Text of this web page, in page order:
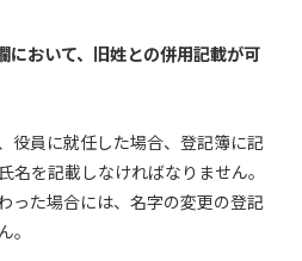
において、旧姓との併用記載が可
役員に就任した場合、登記簿に記
名を記載しなければなりません。
った場合には、名字の変更の登記
。